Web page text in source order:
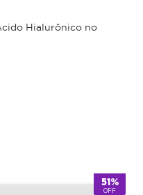
Hialurônico no
51%
OFF